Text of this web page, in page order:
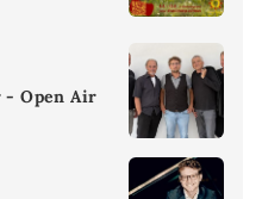
- Open Air